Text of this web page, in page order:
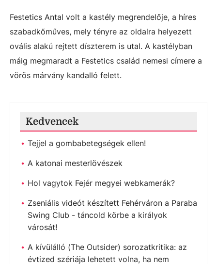
Festetics Antal volt a kastély megrendelője, a híres
szabadkőműves, mely tényre az oldalra helyezett
ovális alakú rejtett díszterem is utal. A kastélyban
máig megmaradt a Festetics család nemesi címere a
vörös márvány kandalló felett.
Kedvencek
Tejjel a gombabetegségek ellen!
A katonai mesterlövészek
Hol vagytok Fejér megyei webkamerák?
Zseniális videót készített Fehérváron a Paraba
Swing Club - táncold körbe a királyok
városát!
A kívülálló (The Outsider) sorozatkritika: az
évtized szériája lehetett volna, ha nem